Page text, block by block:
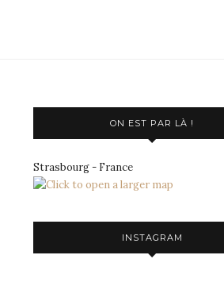
ON EST PAR LÀ !
Strasbourg - France
INSTAGRAM